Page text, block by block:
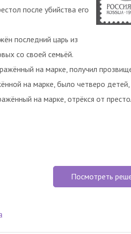
после убийства его
последний царь из
со своей семьёй.
на марке, получил
на марке, было четверо
на марке, отрёкся от
Посмотреть